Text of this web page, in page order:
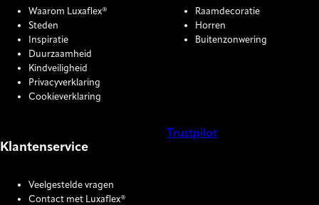
Waarom Luxaflex®
Steden
Inspiratie
Duurzaamheid
Kindveiligheid
Privacyverklaring
Cookieverklaring
Raamdecoratie
Horren
Buitenzonwering
Klantenservice
Veelgestelde vragen
Contact met Luxaflex®
Trustpilot